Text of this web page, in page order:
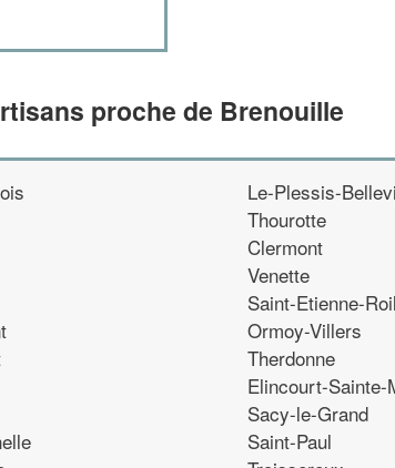
proche de Brenouille
Le-Plessis-
Thourotte
Clermont
Venette
Saint-Etienne-
Ormoy-Villers
Therdonne
Elincourt-Sainte-
Sacy-le-Grand
Saint-Paul